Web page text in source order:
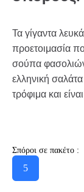
Τα γίγαντα
προετοιμασία
σούπα
ελληνική
τρόφιμα και
Σπόροι σε πακέτο :
5